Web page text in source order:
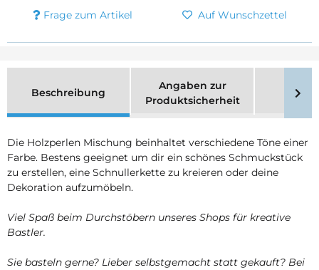
Frage zum Artikel Auf Wunschzettel
Beschreibung
Angaben zur
Produktsicherheit
Die Holzperlen Mischung beinhaltet verschiedene Töne einer
Farbe. Bestens geeignet um dir ein schönes Schmuckstück
zu erstellen, eine Schnullerkette zu kreieren oder deine
Dekoration aufzumöbeln.
Viel Spaß beim Durchstöbern unseres Shops für kreative
Bastler.
Sie basteln gerne? Lieber selbstgemacht statt gekauft? Bei